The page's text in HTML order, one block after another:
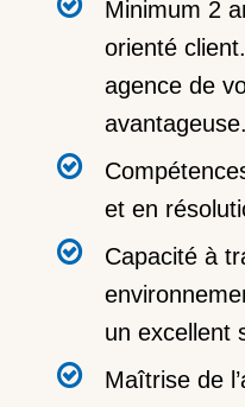
Minimum 2
orienté
agence de
avantageuse.
et en
Capacité à
un excellent
Maîtrise de